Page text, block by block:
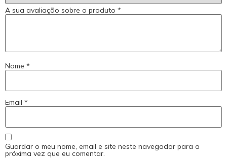
A sua avaliação sobre o produto *
Nome *
Email *
Guardar o meu nome, email e site neste navegador para a
próxima vez que eu comentar.